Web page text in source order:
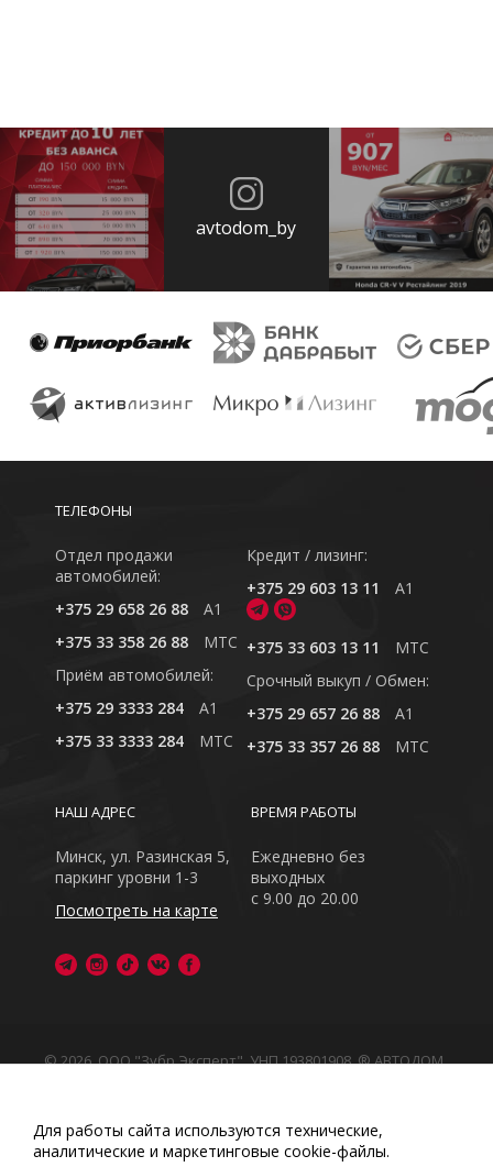
avtodom_by
ТЕЛЕФОНЫ
Отдел продажи
автомобилей:
+375 29 658 26 88
A1
+375 33 358 26 88
MTC
Приём автомобилей:
+375 29 3333 284
A1
+375 33 3333 284
MTC
Кредит / лизинг:
+375 29 603 13 11
A1
+375 33 603 13 11
MTC
Cрочный выкуп / Обмен:
+375 29 657 26 88
A1
+375 33 357 26 88
MTC
ВРЕМЯ РАБОТЫ
Ежедневно без
выходных
с 9.00 до 20.00
НАШ АДРЕС
Минск, ул. Разинская 5,
паркинг уровни 1-3
Посмотреть на карте
© 2026, ООО "Зубр Эксперт", УНП 193801908. ® АВТОДОМ
Обращаем Ваше внимание на то, что данный интернет-
сайт носит исключительно информационный характер
Любое использование либо копирование материалов
Для работы сайта используются технические,
аналитические и маркетинговые сооkіе-файлы.